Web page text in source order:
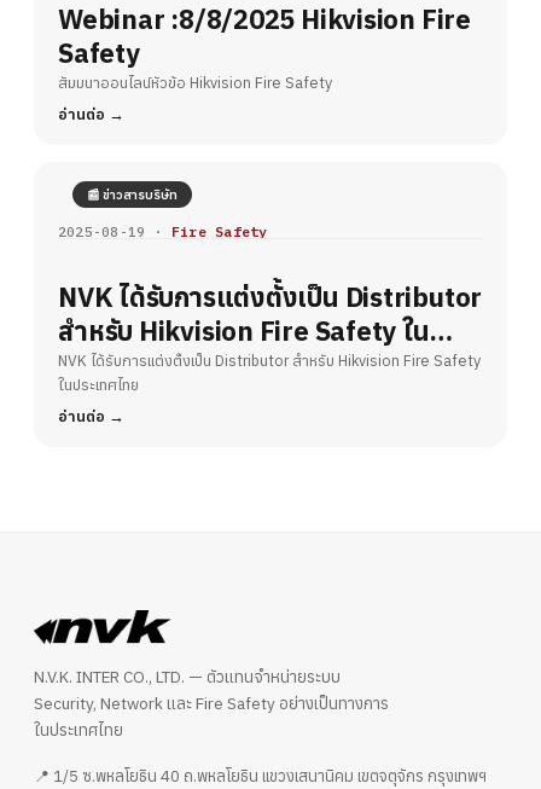
Webinar :8/8/2025 Hikvision Fire
Safety
สัมมนาออนไลน์หัวข้อ Hikvision Fire Safety
อ่านต่อ
📰 ข่าวสารบริษัท
2025-08-19 · Fire Safety
NVK ได้รับการแต่งตั้งเป็น Distributor
สำหรับ Hikvision Fire Safety ใน
ประเทศไทย
NVK ได้รับการแต่งตั้งเป็น Distributor สำหรับ Hikvision Fire Safety
ในประเทศไทย
อ่านต่อ
N.V.K. INTER CO., LTD. — ตัวแทนจำหน่ายระบบ
Security, Network และ Fire Safety อย่างเป็นทางการ
ในประเทศไทย
📍 1/5 ซ.พหลโยธิน 40 ถ.พหลโยธิน แขวงเสนานิคม เขตจตุจักร กรุงเทพฯ